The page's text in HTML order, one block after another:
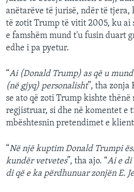
anëtarëve të jurisë, ndër të tjera,
të zotit Trump të vitit 2005, ku ai
e famshëm mund t'u fusin duart
edhe i pa pyetur.
“Ai (Donald Trump) as që u
(në gjyq) personalisht”, tha zonja
se ato që zoti Trump kishte
regjistruar, si dhe në komentet e
mbështesnin pretendimet e
“Në një kuptim Donald Trumpi
kundër vetvetes”, tha ajo. “Ai e di
di që e ka përdhunuar zonjën E.